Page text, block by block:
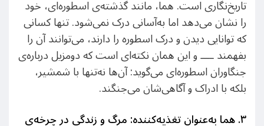
تاریخ‌نگاری است. هما، مانند گذشته‌ی اسطوره‌ای، خود
را نشان می‌دهد اما به‌آسانی درک نمی‌شود. تنها کسانی
که توانایی دیدن و درک اسطوره را دارند، می‌توانند آن را
بفهمند ــــ و این همان نکته‌ای است که دومزیل درباره‌ی
جنگاوران اسطوره‌ای می‌گوید: آن‌ها نه‌تنها با شمشیر،
بلکه با ادراک و آگاهی‌شان می‌جنگند.
۳.هما به‌عنوان تغذیه‌کننده: مرگ و زندگی در چرخه‌ی